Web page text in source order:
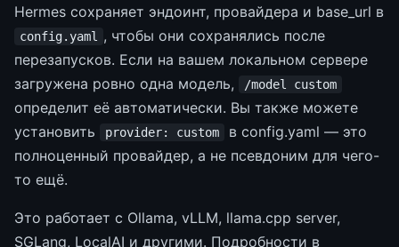
Hermes сохраняет эндоинт, провайдера и base_url в
config.yaml
, чтобы они сохранялись после
перезапусков. Если на вашем локальном сервере
загружена ровно одна модель,
/model custom
определит её автоматически. Вы также можете
установить
provider: custom
в config.yaml — это
полноценный провайдер, а не псевдоним для чего-
то ещё.
Это работает с Ollama, vLLM, llama.cpp server,
SGLang, LocalAI и другими. Подробности в